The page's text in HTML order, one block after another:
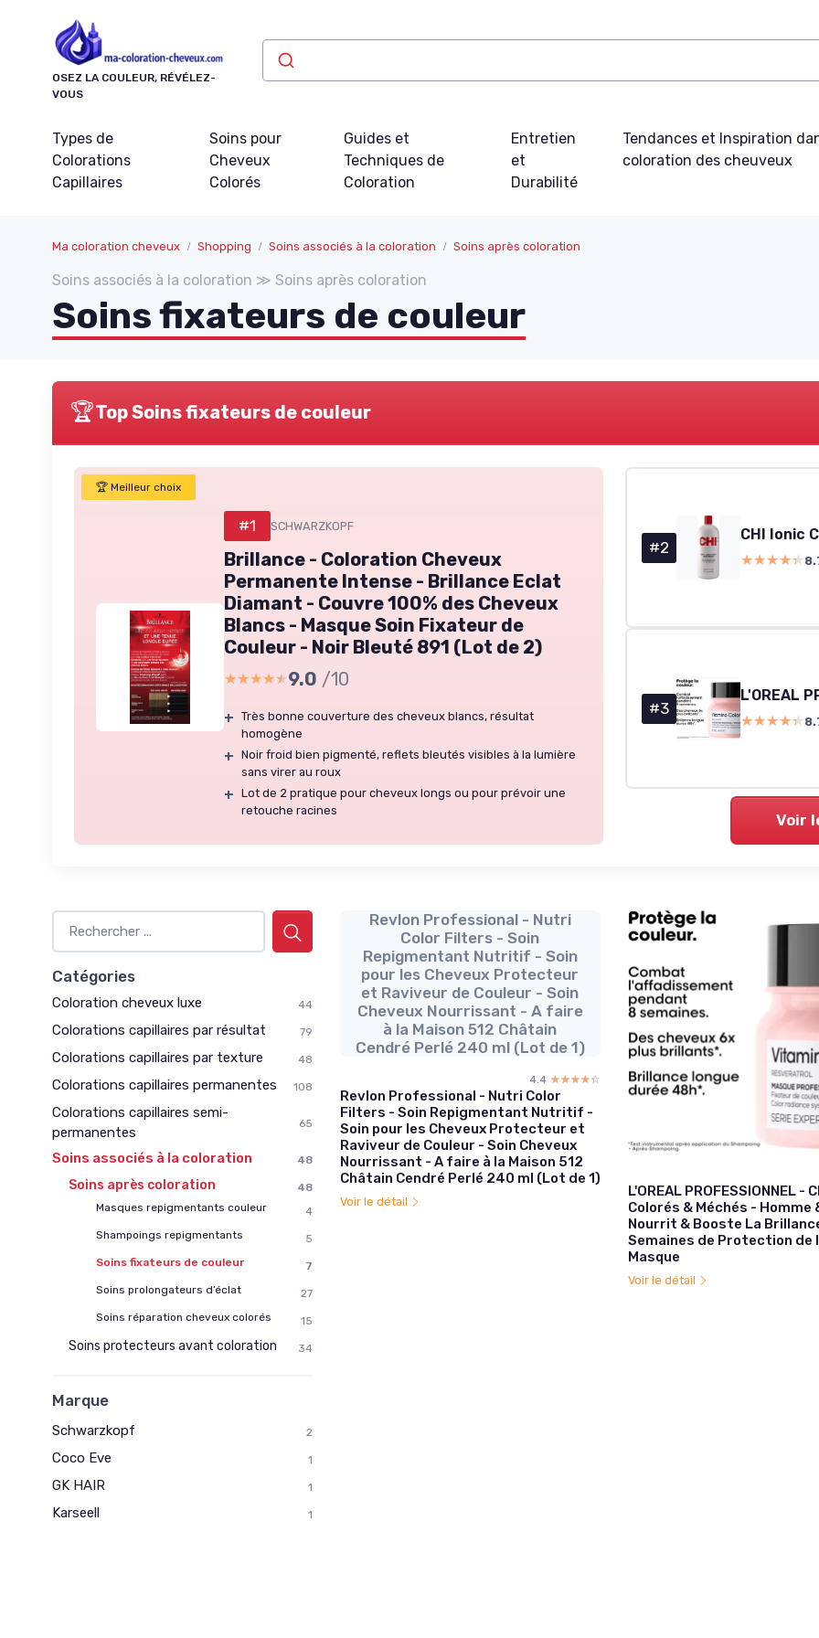
OSEZ LA COULEUR, RÉVÉLEZ-
VOUS
Types de
Colorations
Capillaires
Soins pour
Cheveux
Colorés
Guides et
Techniques de
Coloration
Entretien
et
Durabilité
Tendances et Inspiration
coloration des cheuveux
Ma coloration cheveux Shopping Soins associés à la coloration Soins après coloration
Soins associés à la coloration ≫ Soins après coloration
Soins fixateurs de couleur
🏆Top Soins fixateurs de couleur
🏆 Meilleur choix
#1 SCHWARZKOPF
Brillance - Coloration Cheveux
Permanente Intense - Brillance Eclat
Diamant - Couvre 100% des Cheveux
Blancs - Masque Soin Fixateur de
Couleur - Noir Bleuté 891 (Lot de 2)
★★★★★
★★★★★9.0 /10
+ Très bonne couverture des cheveux blancs, résultat
homogène
+ Noir froid bien pigmenté, reflets bleutés visibles à la lumière
sans virer au roux
+ Lot de 2 pratique pour cheveux longs ou pour prévoir une
retouche racines
#2
CHI Ionic
★★★★★
★★★★★
#3
★★★★★
★★★★★
Voir
Catégories
Coloration cheveux luxe 44
Colorations capillaires par résultat 79
Colorations capillaires par texture 48
Colorations capillaires permanentes 108
Colorations capillaires semi-
permanentes
65
Soins associés à la coloration 48
Soins après coloration
48
Masques repigmentants couleur
4
Shampoings repigmentants
5
Soins fixateurs de couleur
7
Soins prolongateurs d’éclat
27
Soins réparation cheveux colorés
15
Soins protecteurs avant coloration 34
Marque
Schwarzkopf 2
Coco Eve 1
GK HAIR 1
Karseell 1
Revlon Professional - Nutri
Color Filters - Soin
Repigmentant Nutritif - Soin
pour les Cheveux Protecteur
et Raviveur de Couleur - Soin
Cheveux Nourrissant - A faire
à la Maison 512 Châtain
Cendré Perlé 240 ml (Lot de 1)
4.4 ☆☆☆☆☆
★★★★★
Revlon Professional - Nutri Color
Filters - Soin Repigmentant Nutritif -
Soin pour les Cheveux Protecteur et
Raviveur de Couleur - Soin Cheveux
Nourrissant - A faire à la Maison 512
Châtain Cendré Perlé 240 ml (Lot de 1)
Voir le détail
L'OREAL PROFESSIONNEL -
Colorés & Méchés - Homme
Nourrit & Booste La
Semaines de Protection de
Masque
Voir le détail